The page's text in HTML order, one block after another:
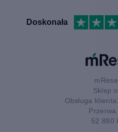
Doskonała
Sklep
Obsługa
Przerwa
52 880